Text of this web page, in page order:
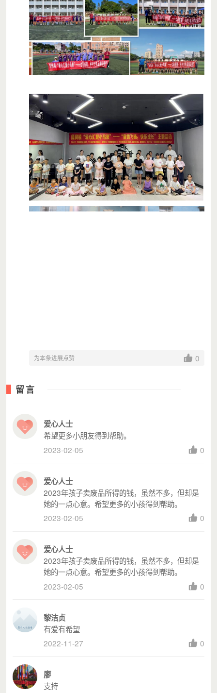
紫金县柏埔中心小学少先队部室及红领巾广播站建设项目
蔡朝焜纪念小学希望家园
为本条进展点赞 0
留言
爱心人士
希望更多小朋友得到帮助。
2023-02-05
0
爱心人士
2023年孩子卖废品所得的钱，虽然不多，但却是
她的一点心意。希望更多的小孩得到帮助。
2023-02-05
0
爱心人士
2023年孩子卖废品所得的钱，虽然不多，但却是
她的一点心意。希望更多的小孩得到帮助。
2023-02-05
0
黎洁贞
有爱有希望
2022-11-27
0
廖
支持